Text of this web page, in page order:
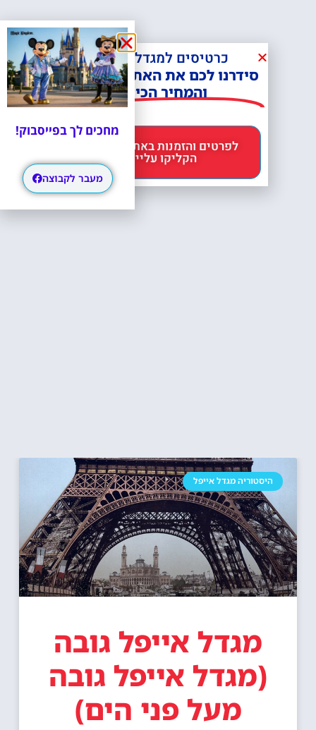
היסטוריה מגדל אייפל
מגדל אייפל גובה
(מגדל אייפל גובה
מעל פני הים)
כרטיסים למגדל אייפל?
סידרנו לכם את האתר הכי אמין -
והמחיר הכי זול!
הקליקו עליי 😊
מחכים לך בפייסבוק!
מעבר לקבוצה